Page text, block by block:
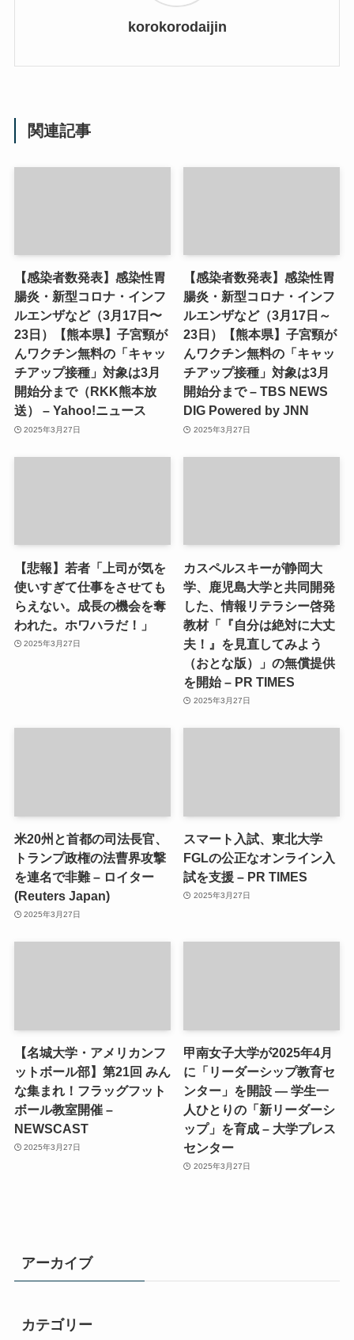
korokorodaijin
関連記事
【感染者数発表】感染性胃
腸炎・新型コロナ・インフ
ルエンザなど（3月17日〜
23日）【熊本県】子宮頸が
んワクチン無料の「キャッ
チアップ接種」対象は3月
開始分まで（RKK熊本放
送） – Yahoo!ニュース
2025年3月27日
【感染者数発表】感染性胃
腸炎・新型コロナ・インフ
ルエンザなど（3月17日～
23日）【熊本県】子宮頸が
んワクチン無料の「キャッ
チアップ接種」対象は3月
開始分まで – TBS NEWS
DIG Powered by JNN
2025年3月27日
【悲報】若者「上司が気を
使いすぎて仕事をさせても
らえない。成長の機会を奪
われた。ホワハラだ！」
2025年3月27日
カスペルスキーが静岡大
学、鹿児島大学と共同開発
した、情報リテラシー啓発
教材「『自分は絶対に大丈
夫！』を見直してみよう
（おとな版）」の無償提供
を開始 – PR TIMES
2025年3月27日
米20州と首都の司法長官、
トランプ政権の法曹界攻撃
を連名で非難 – ロイター
(Reuters Japan)
2025年3月27日
スマート入試、東北大学
FGLの公正なオンライン入
試を支援 – PR TIMES
2025年3月27日
【名城大学・アメリカンフ
ットボール部】第21回 みん
な集まれ！フラッグフット
ボール教室開催 –
NEWSCAST
2025年3月27日
甲南女子大学が2025年4月
に「リーダーシップ教育セ
ンター」を開設 ― 学生一
人ひとりの「新リーダーシ
ップ」を育成 – 大学プレス
センター
2025年3月27日
アーカイブ
カテゴリー